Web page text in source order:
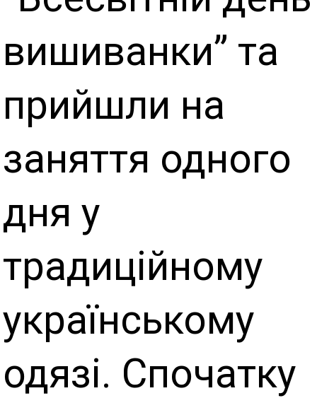
вишиванки” та
прийшли на
заняття одного
дня у
традиційному
українському
одязі. Спочатку